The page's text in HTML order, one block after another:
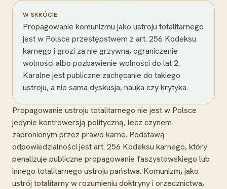
W SKRÓCIE
Propagowanie komunizmu jako ustroju totalitarnego
jest w Polsce przestępstwem z art. 256 Kodeksu
karnego i grozi za nie grzywna, ograniczenie
wolności albo pozbawienie wolności do lat 2.
Karalne jest publiczne zachęcanie do takiego
ustroju, a nie sama dyskusja, nauka czy krytyka.
Propagowanie ustroju totalitarnego nie jest w Polsce
jedynie kontrowersją polityczną, lecz czynem
zabronionym przez prawo karne. Podstawą
odpowiedzialności jest art. 256 Kodeksu karnego, który
penalizuje publiczne propagowanie faszystowskiego lub
innego totalitarnego ustroju państwa. Komunizm, jako
ustrój totalitarny w rozumieniu doktryny i orzecznictwa,